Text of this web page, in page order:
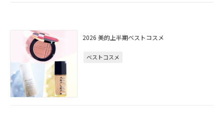
2026 美的上半期ベストコスメ
ベストコスメ